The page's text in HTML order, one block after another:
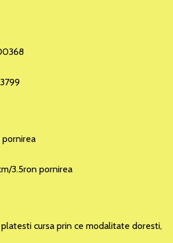
pornirea
3.5ron pornirea
cursa prin ce modalitate doresti,